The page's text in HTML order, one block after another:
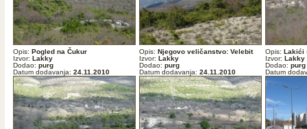
Opis: Pogled na Čukur
Izvor: Lakky
Dodao: purg
Datum dodavanja: 24.11.2010
Opis: Njegovo veličanstvo: Velebit
Izvor: Lakky
Dodao: purg
Datum dodavanja: 24.11.2010
Opis: Lakići
Izvor: Lakky
Dodao: purg
Datum